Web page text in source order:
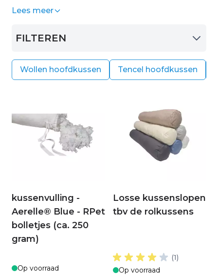
aantal leuke en hippe sierkussen op uw bank of
Lees meer
FILTEREN
Wollen hoofdkussen Tencel hoofdkussen
kussenvulling -
Aerelle® Blue - RPet
bolletjes (ca. 250
gram)
Op voorraad
Losse kussenslopen
tbv de rolkussens
(1)
Op voorraad